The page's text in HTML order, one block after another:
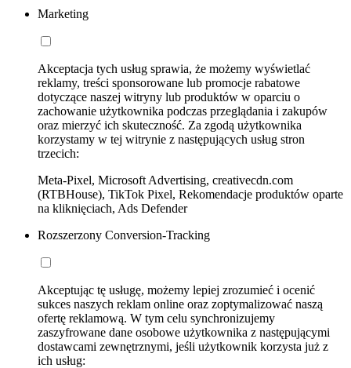
Marketing
Akceptacja tych usług sprawia, że możemy wyświetlać
reklamy, treści sponsorowane lub promocje rabatowe
dotyczące naszej witryny lub produktów w oparciu o
zachowanie użytkownika podczas przeglądania i zakupów
oraz mierzyć ich skuteczność. Za zgodą użytkownika
korzystamy w tej witrynie z następujących usług stron
trzecich:
Meta-Pixel, Microsoft Advertising, creativecdn.com
(RTBHouse), TikTok Pixel, Rekomendacje produktów oparte
na kliknięciach, Ads Defender
Rozszerzony Conversion-Tracking
Akceptując tę usługę, możemy lepiej zrozumieć i ocenić
sukces naszych reklam online oraz zoptymalizować naszą
ofertę reklamową. W tym celu synchronizujemy
zaszyfrowane dane osobowe użytkownika z następującymi
dostawcami zewnętrznymi, jeśli użytkownik korzysta już z
ich usług: